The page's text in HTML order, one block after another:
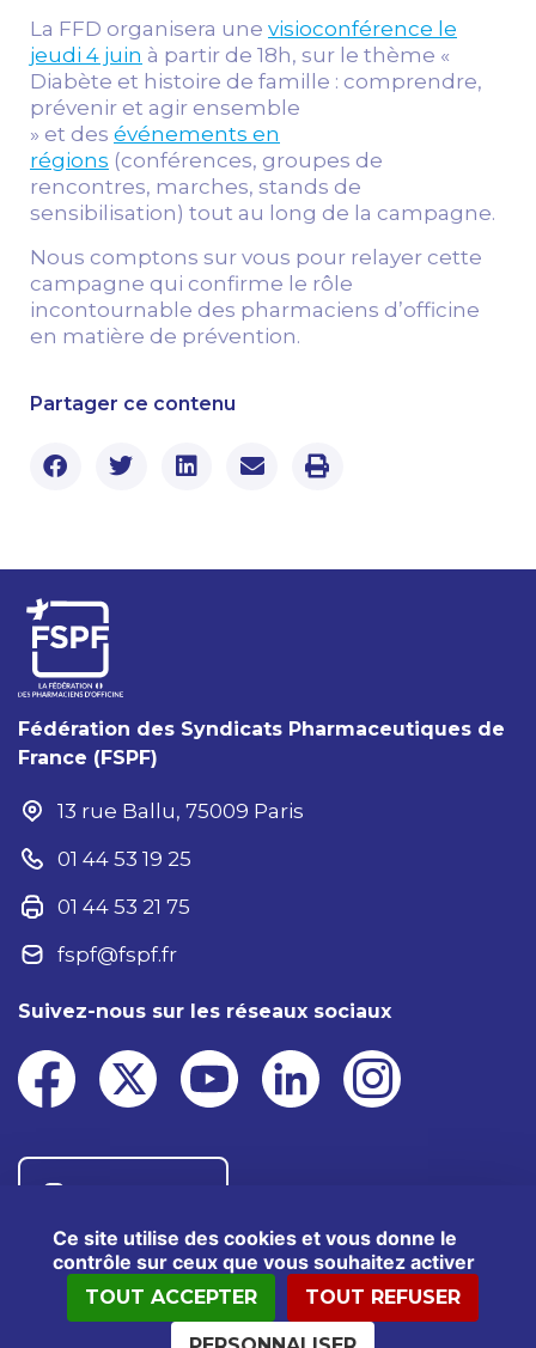
Ce site utilise des cookies et vous donne le
contrôle sur ceux que vous souhaitez activer
TOUT ACCEPTER TOUT REFUSER
La FFD organisera une visioconférence le
jeudi 4 juin à partir de 18h, sur le thème «
Diabète et histoire de famille : comprendre,
prévenir et agir ensemble
» et des événements en
régions (conférences, groupes de
rencontres, marches, stands de
sensibilisation) tout au long de la campagne.
Nous comptons sur vous pour relayer cette
campagne qui confirme le rôle
incontournable des pharmaciens d’officine
en matière de prévention.
Partager ce contenu
Fédération des Syndicats Pharmaceutiques de
France (FSPF)
13 rue Ballu, 75009 Paris
01 44 53 19 25
01 44 53 21 75
fspf@fspf.fr
Suivez-nous sur les réseaux sociaux
®2025 FSPF – Tous droits réservés
Données personnelles